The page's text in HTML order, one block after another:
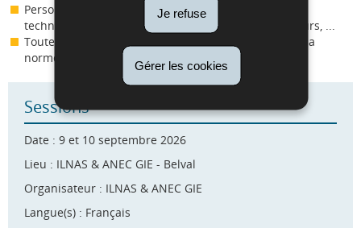
Je refuse
Gérer les cookies
Personnel d’organismes d’inspection : responsable
technique, responsable qualité, inspecteurs, auditeurs, ...
Toute personne souhaitant comprendre l’intérêt de la
norme.
Sessions
Date : 9 et 10 septembre 2026
Lieu : ILNAS & ANEC GIE - Belval
Organisateur : ILNAS & ANEC GIE
Langue(s) : Français